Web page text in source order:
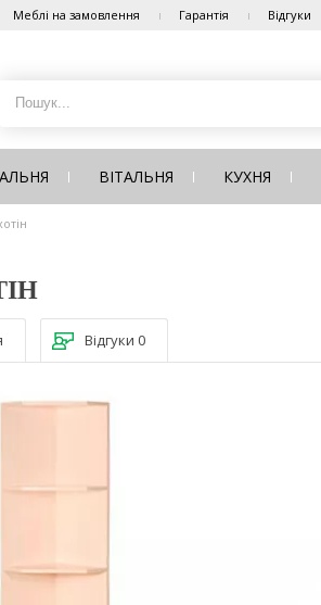
Меблі на замовлення Гарантія Відгуки
ВІТАЛЬНЯ КУХНЯ
Відгуки 0